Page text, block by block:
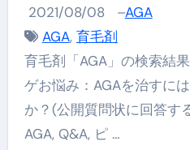
2021/08/08 –AGA
AGA, 育毛剤
育毛剤「AGA」の検索結
ゲお悩み：AGAを治すに
か？(公開質問状に回答
AGA, Q&A, ピ …